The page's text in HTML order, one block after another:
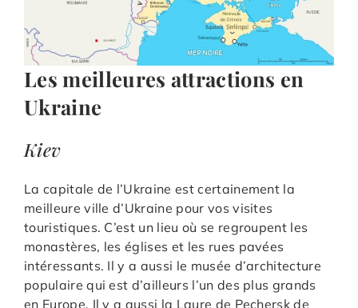
Les meilleures attractions en
Ukraine
Kiev
La capitale de l’Ukraine est certainement la
meilleure ville d’Ukraine pour vos visites
touristiques. C’est un lieu où se regroupent les
monastères, les églises et les rues pavées
intéressants. Il y a aussi le musée d’architecture
populaire qui est d’ailleurs l’un des plus grands
en Europe. Il y a aussi la Laure de Pechersk de